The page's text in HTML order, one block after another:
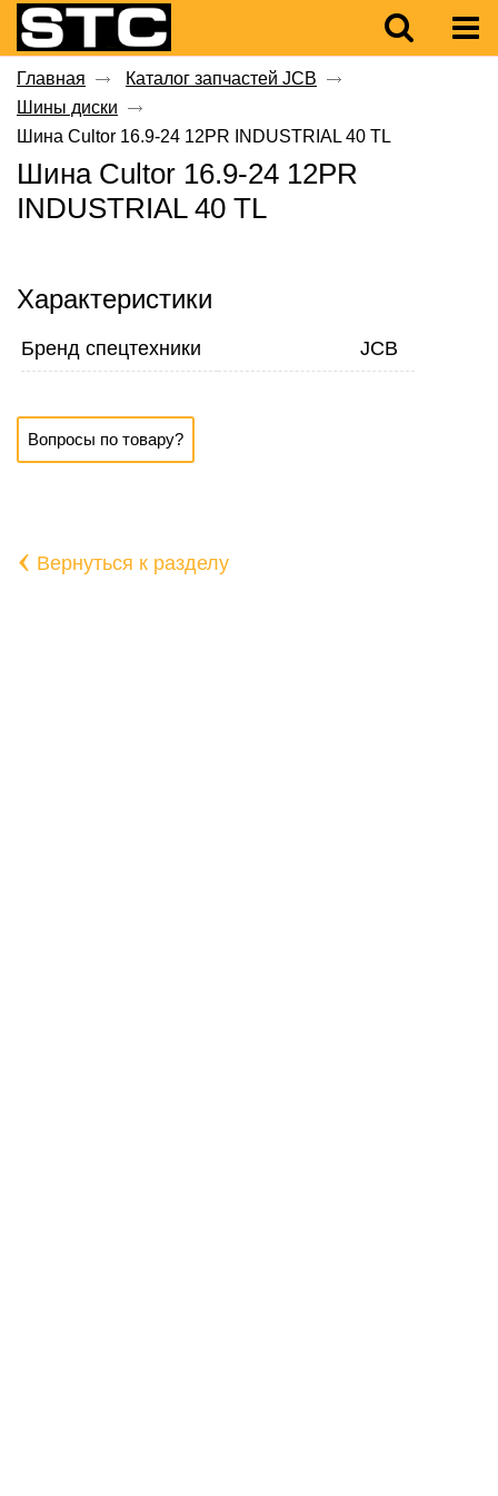
Главная
Каталог запчастей JCB
Шины диски
Шина Cultor 16.9-24 12PR INDUSTRIAL 40 TL
Шина Cultor 16.9-24 12PR
INDUSTRIAL 40 TL
Характеристики
Бренд спецтехники JCB
Вопросы по товару?
‹ Вернуться к разделу